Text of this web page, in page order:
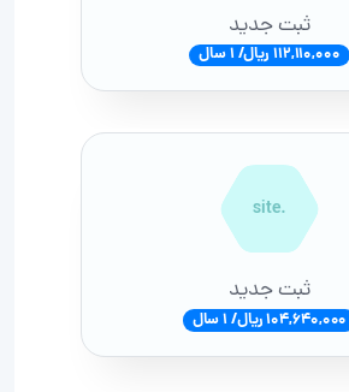
ثبت جدید
112,110,000 ریال/ 1 سال
.site
ثبت جدید
104,640,000 ریال/ 1 سال